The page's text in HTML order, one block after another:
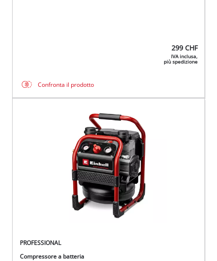
299 CHF
IVA inclusa,
più spedizione
Confronta il prodotto
PROFESSIONAL
Compressore a batteria